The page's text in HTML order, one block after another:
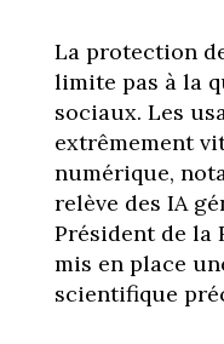
La protection
limite pas à la
sociaux. Les
extrêmement
numérique,
relève des IA
Président de la
mis en place
scientifique